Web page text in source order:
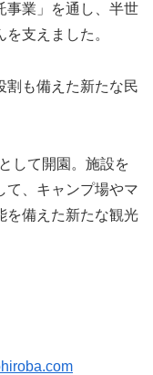
事業」を通し、半世
支えました。
割も備えた新たな民
して開園。施設を
て、キャンプ場やマ
を備えた新たな観光